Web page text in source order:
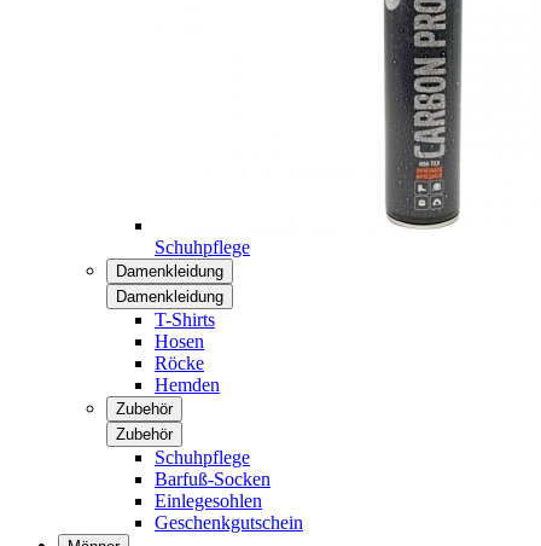
Schuhpflege
Damenkleidung
Damenkleidung
T-Shirts
Hosen
Röcke
Hemden
Zubehör
Zubehör
Schuhpflege
Barfuß-Socken
Einlegesohlen
Geschenkgutschein